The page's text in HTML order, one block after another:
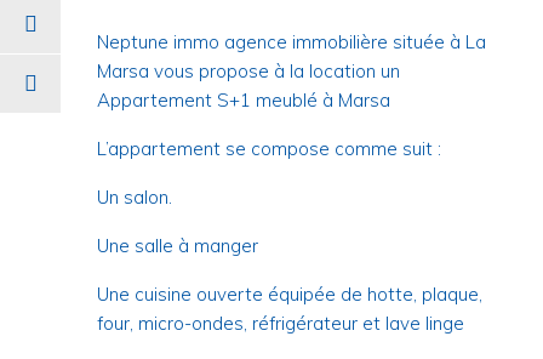
Neptune immo agence immobilière située à La
Marsa vous propose à la location un
Appartement S+1 meublé à Marsa
L’appartement se compose comme suit :
Un salon.
Une salle à manger
Une cuisine ouverte équipée de hotte, plaque,
four, micro-ondes, réfrigérateur et lave linge